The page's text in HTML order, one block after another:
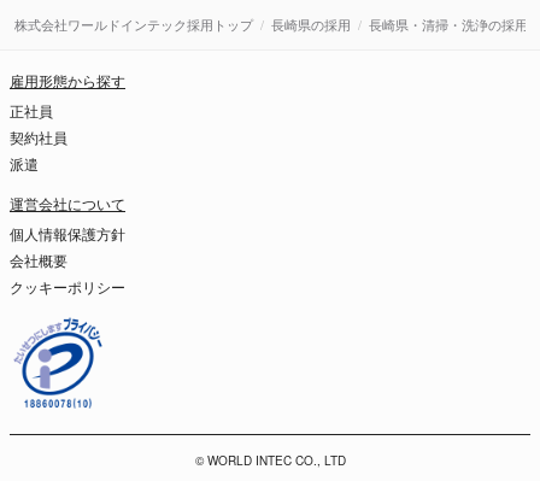
株式会社ワールドインテック採用トップ 長崎県の採用 長崎県・清掃・洗浄の採用
雇用形態から探す
正社員
契約社員
派遣
運営会社について
個人情報保護方針
会社概要
クッキーポリシー
© WORLD INTEC CO., LTD